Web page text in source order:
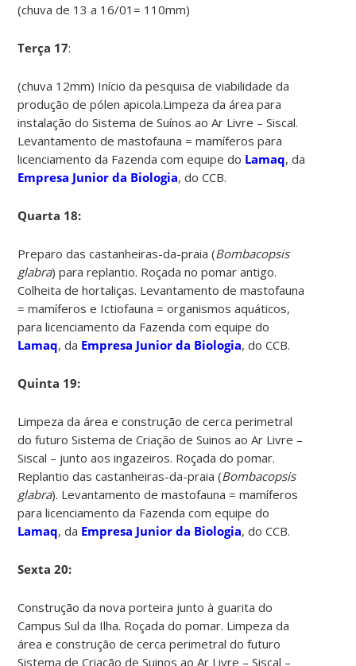
(chuva de 13 a 16/01= 110mm)
Terça 17:
(chuva 12mm) Início da pesquisa de viabilidade da
produção de pólen apicola.Limpeza da área para
instalação do Sistema de Suínos ao Ar Livre – Siscal.
Levantamento de mastofauna = mamíferos para
licenciamento da Fazenda com equipe do Lamaq, da
Empresa Junior da Biologia, do CCB.
Quarta 18:
Preparo das castanheiras-da-praia (Bombacopsis
glabra) para replantio. Roçada no pomar antigo.
Colheita de hortaliças. Levantamento de mastofauna
= mamíferos e Ictiofauna = organismos aquáticos,
para licenciamento da Fazenda com equipe do
Lamaq, da Empresa Junior da Biologia, do CCB.
Quinta 19:
Limpeza da área e construção de cerca perimetral
do futuro Sistema de Criação de Suinos ao Ar Livre –
Siscal – junto aos ingazeiros. Roçada do pomar.
Replantio das castanheiras-da-praia (Bombacopsis
glabra). Levantamento de mastofauna = mamíferos
para licenciamento da Fazenda com equipe do
Lamaq, da Empresa Junior da Biologia, do CCB.
Sexta 20:
Construção da nova porteira junto à guarita do
Campus Sul da Ilha. Roçada do pomar. Limpeza da
área e construção de cerca perimetral do futuro
Sistema de Criação de Suinos ao Ar Livre – Siscal –